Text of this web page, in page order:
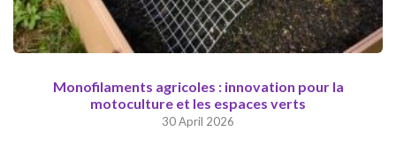
Monofilaments agricoles : innovation pour la
motoculture et les espaces verts
30 April 2026